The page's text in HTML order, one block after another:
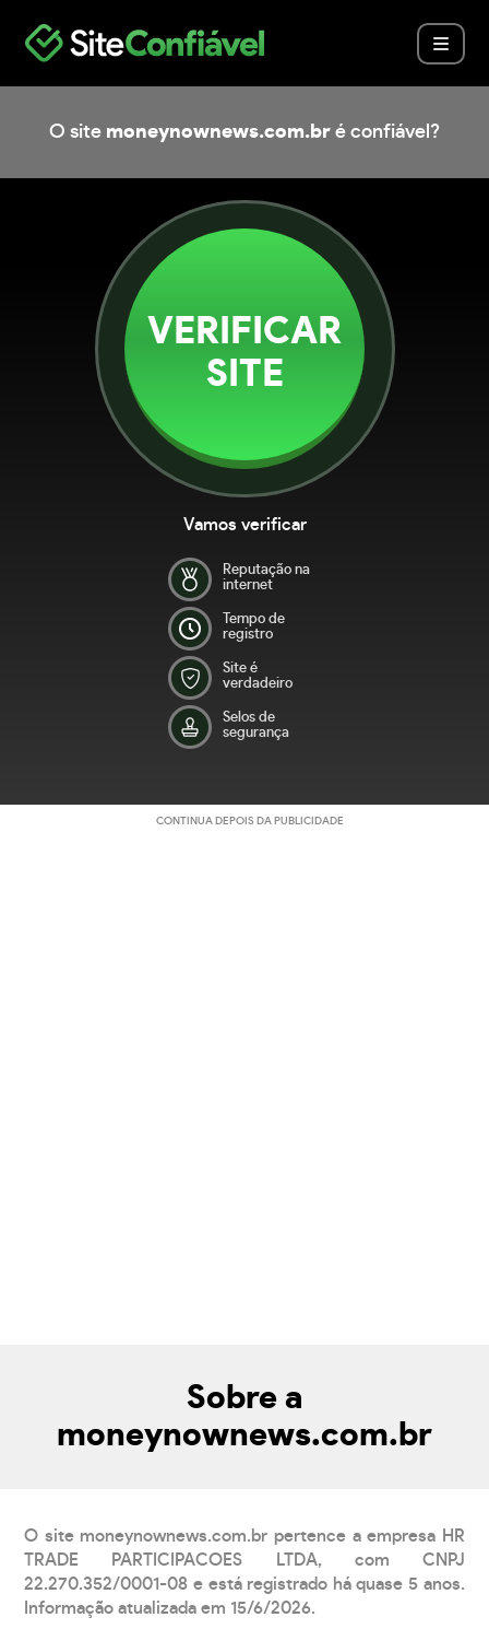
O site moneynownews.com.br é confiável?
VERIFICAR
SITE
Vamos verificar
Reputação na
internet
Tempo de
registro
Site é
verdadeiro
Selos de
segurança
CONTINUA DEPOIS DA PUBLICIDADE
Sobre a
moneynownews.com.br
O site moneynownews.com.br pertence a empresa HR
TRADE PARTICIPACOES LTDA, com CNPJ
22.270.352/0001-08 e está registrado há quase 5 anos.
Informação atualizada em 15/6/2026.